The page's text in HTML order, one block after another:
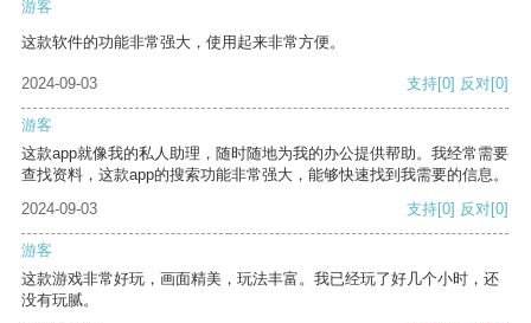
游客
这款软件的功能非常强大，使用起来非常方便。
2024-09-03 支持[0] 反对[0]
游客
这款app就像我的私人助理，随时随地为我的办公提供帮助。我经常需要
查找资料，这款app的搜索功能非常强大，能够快速找到我需要的信息。
2024-09-03
支持[0] 反对[0]
游客
这款游戏非常好玩，画面精美，玩法丰富。我已经玩了好几个小时，还
没有玩腻。